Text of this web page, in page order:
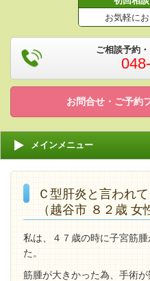
お気軽にお
ご相談予約
お問合せ・ご予約
メインメニュー
Ｃ型肝炎と言われ
（越谷市 ８２歳 女
私は、４７歳の時に子宮筋
た。
筋腫が大きかった為、手術